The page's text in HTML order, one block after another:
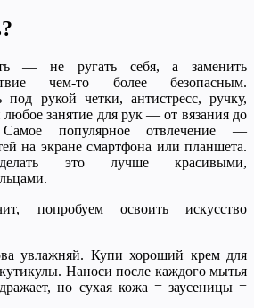
— не ругать себя, а заменить
чем-то более безопасным.
под рукой четки, антистресс, ручку,
занятие для рук — от вязания до
Самое популярное отвлечение —
на экране смартфона или планшета.
это лучше красивыми,
попробуем освоить искусство
увлажняй. Купи хороший крем для
Наноси после каждого мытья
но сухая кожа = заусеницы =